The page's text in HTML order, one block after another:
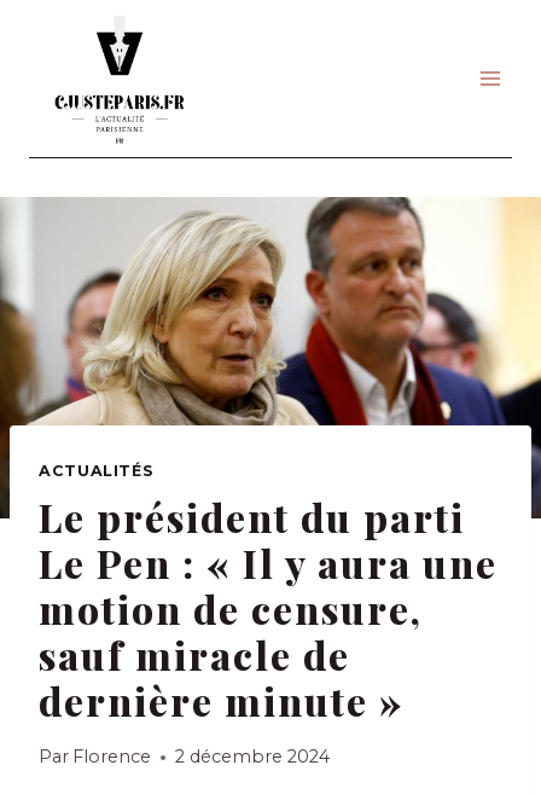
ACTUALITÉS
Le président du parti
Le Pen : « Il y aura une
motion de censure,
sauf miracle de
dernière minute »
Par Florence 2 décembre 2024